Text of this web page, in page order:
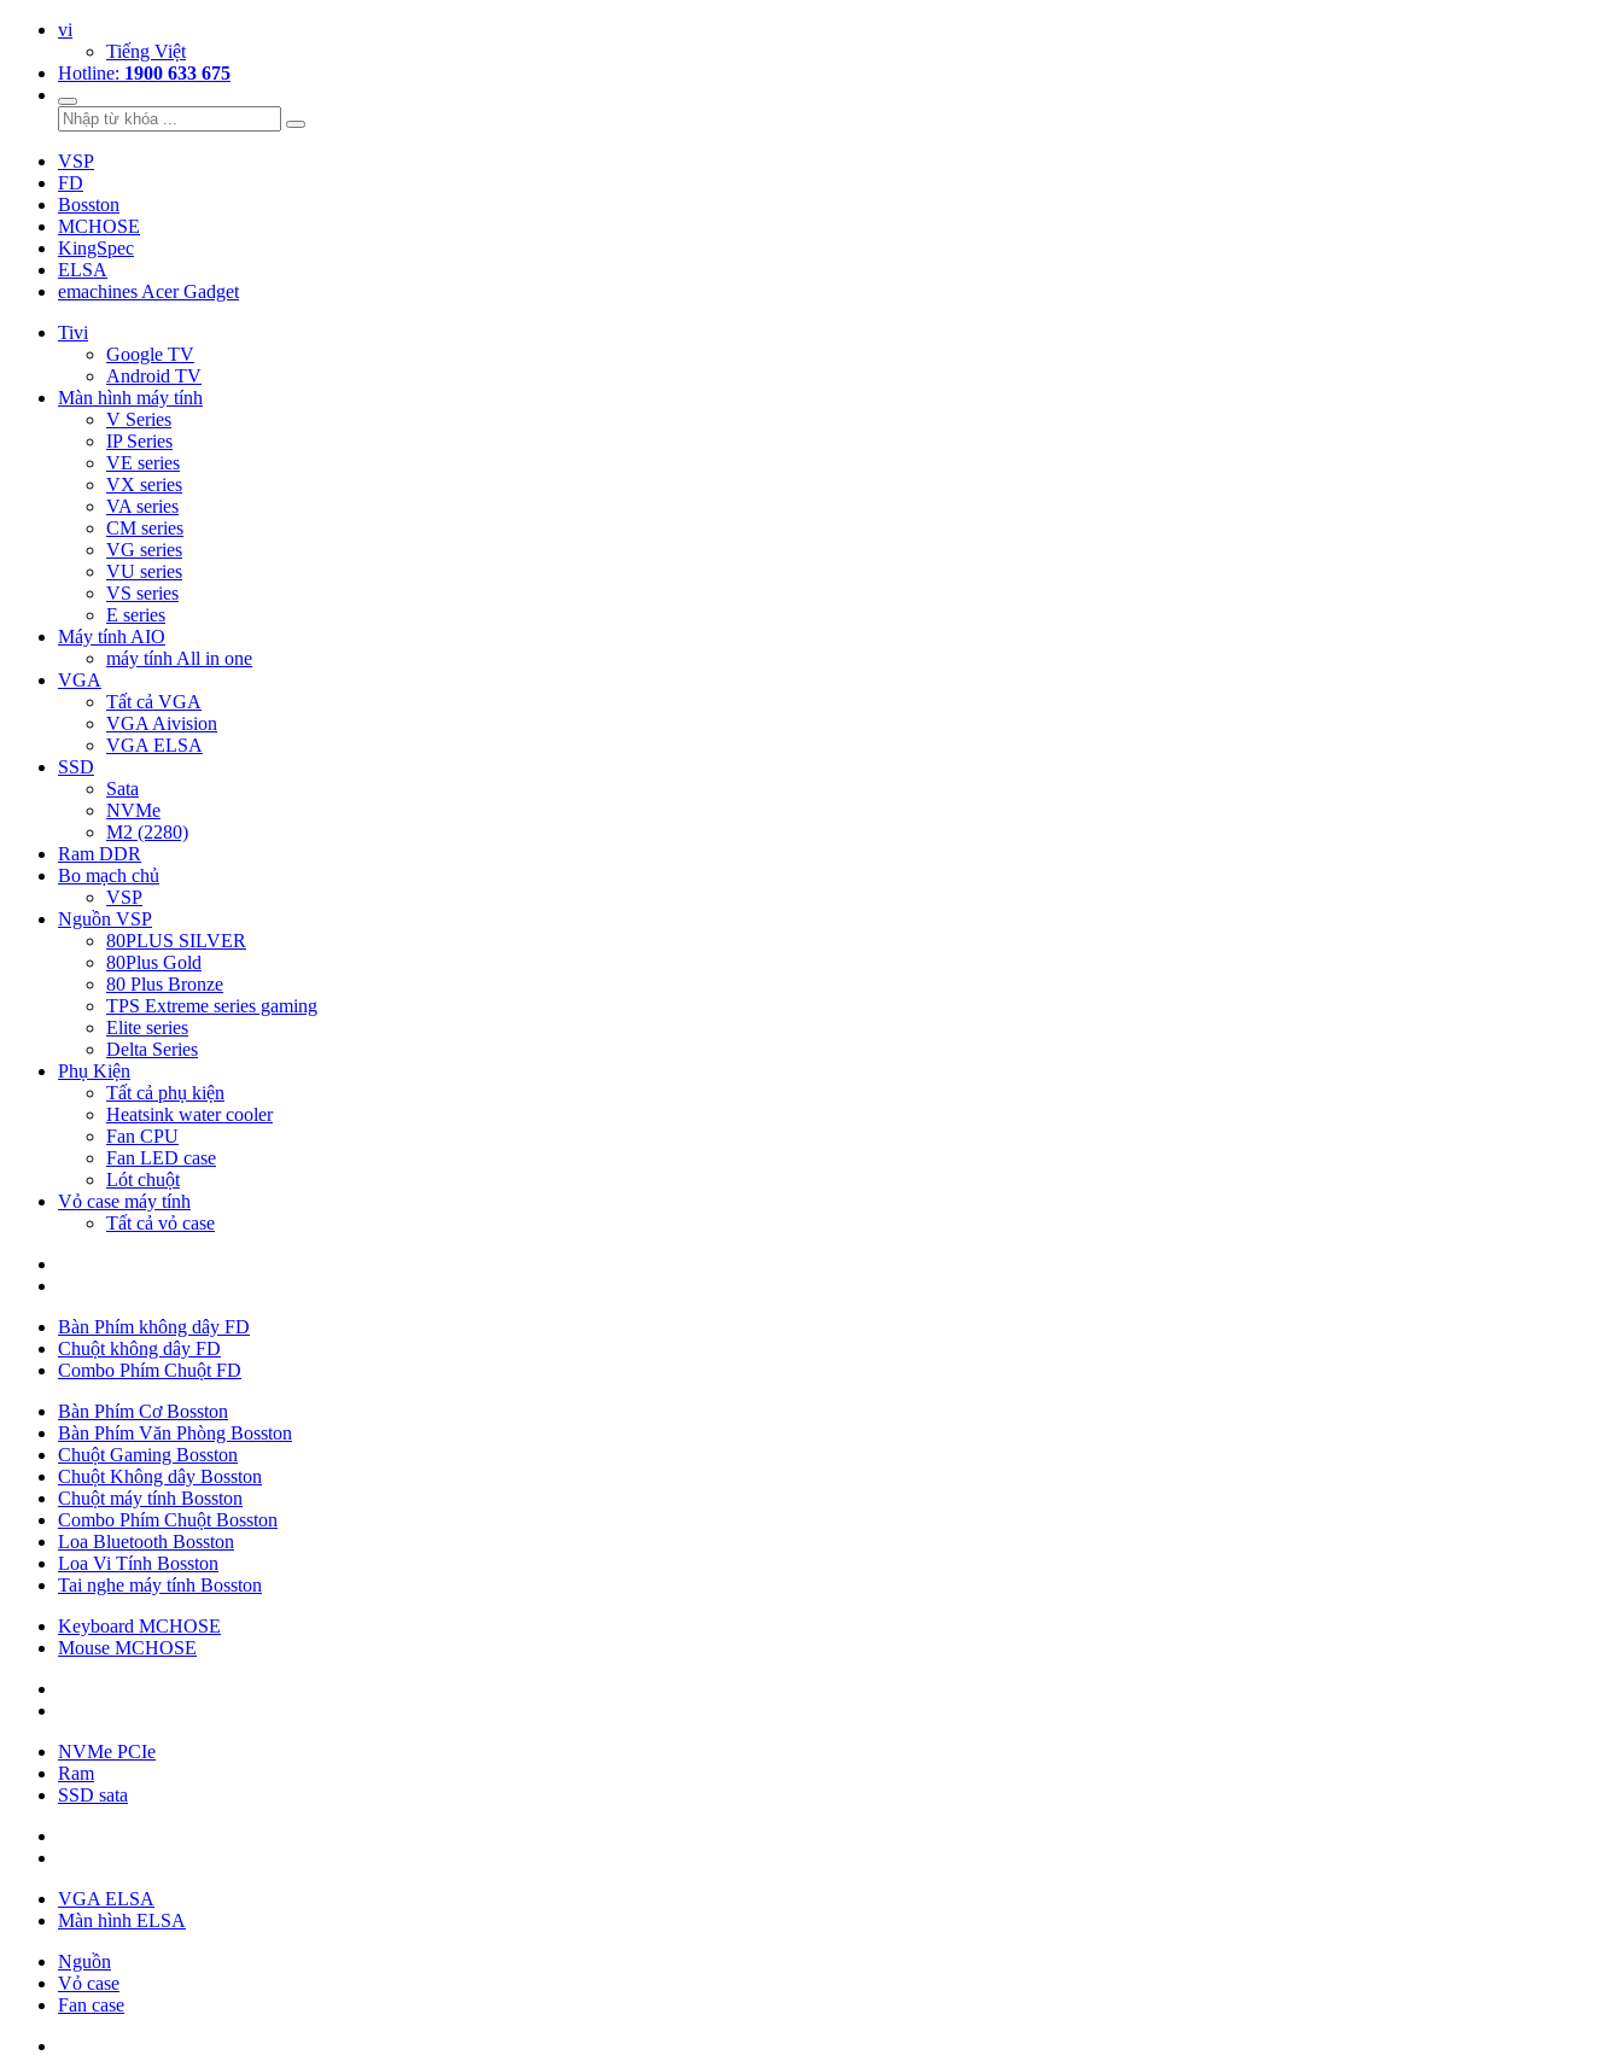
vi
Tiếng Việt
Hotline: 1900 633 675
VSP
FD
Bosston
MCHOSE
KingSpec
ELSA
emachines Acer Gadget
Tivi
Google TV
Android TV
Màn hình máy tính
V Series
IP Series
VE series
VX series
VA series
CM series
VG series
VU series
VS series
E series
Máy tính AIO
máy tính All in one
VGA
Tất cả VGA
VGA Aivision
VGA ELSA
SSD
Sata
NVMe
M2 (2280)
Ram DDR
Bo mạch chủ
VSP
Nguồn VSP
80PLUS SILVER
80Plus Gold
80 Plus Bronze
TPS Extreme series gaming
Elite series
Delta Series
Phụ Kiện
Tất cả phụ kiện
Heatsink water cooler
Fan CPU
Fan LED case
Lót chuột
Vỏ case máy tính
Tất cả vỏ case
Bàn Phím không dây FD
Chuột không dây FD
Combo Phím Chuột FD
Bàn Phím Cơ Bosston
Bàn Phím Văn Phòng Bosston
Chuột Gaming Bosston
Chuột Không dây Bosston
Chuột máy tính Bosston
Combo Phím Chuột Bosston
Loa Bluetooth Bosston
Loa Vi Tính Bosston
Tai nghe máy tính Bosston
Keyboard MCHOSE
Mouse MCHOSE
NVMe PCIe
Ram
SSD sata
VGA ELSA
Màn hình ELSA
Nguồn
Vỏ case
Fan case